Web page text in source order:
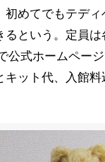
初めてでもテディ
るという。定員
公式ホームペー
キット代、入館